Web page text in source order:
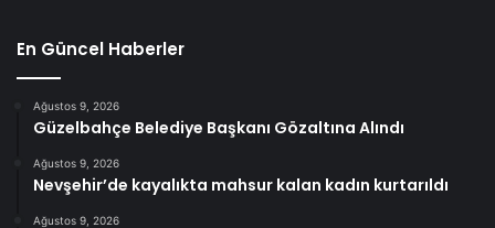
En Güncel Haberler
Ağustos 9, 2026
Güzelbahçe Belediye Başkanı Gözaltına Alındı
Ağustos 9, 2026
Nevşehir’de kayalıkta mahsur kalan kadın kurtarıldı
Ağustos 9, 2026